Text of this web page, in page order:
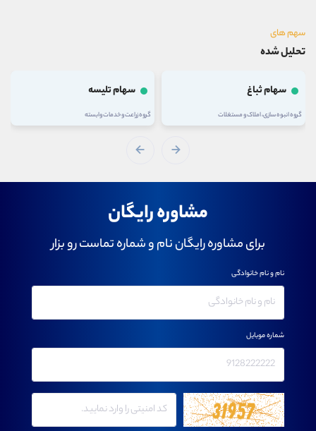
سهم های
تحلیل شده
سهام ثباغ
گروه انبوه سازی، املاک و مستغلات
سهام تلیسه
گروه زراعت و خدمات وابسته
مشاوره رایگان
برای مشاوره رایگان نام و شماره تماست رو بزار
نام و نام خانوادگی
شماره موبایل